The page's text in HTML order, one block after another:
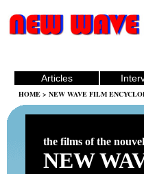
Articles
HOME > NEW WAVE FILM
the films of the
NEW